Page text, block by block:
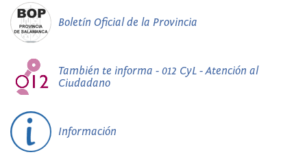
Boletín Oficial de la Provincia
También te informa - 012 CyL - Atención al
Ciudadano
Información